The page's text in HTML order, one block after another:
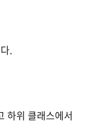
.
하위 클래스에서